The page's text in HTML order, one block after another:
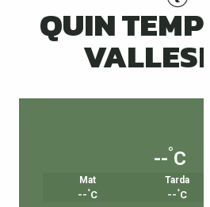
QUIN
--°C
Mat
--°C
Tarda
--°C